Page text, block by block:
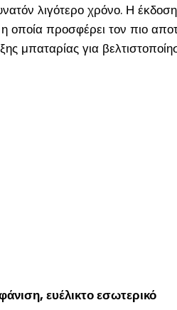
λιγότερο χρόνο. Η
οποία προσφέρει τον πιο
μπαταρίας για
ευέλικτο εσωτερικό